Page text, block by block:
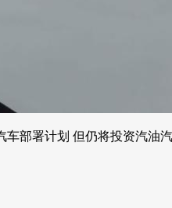
车部署计划 但仍将投资汽油